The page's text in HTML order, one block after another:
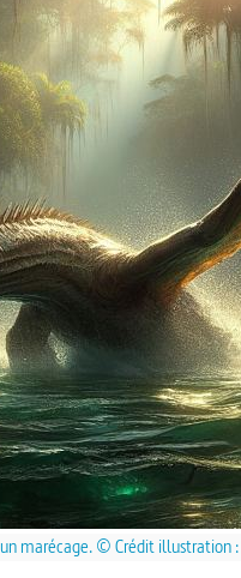
marécage. © Crédit illustration